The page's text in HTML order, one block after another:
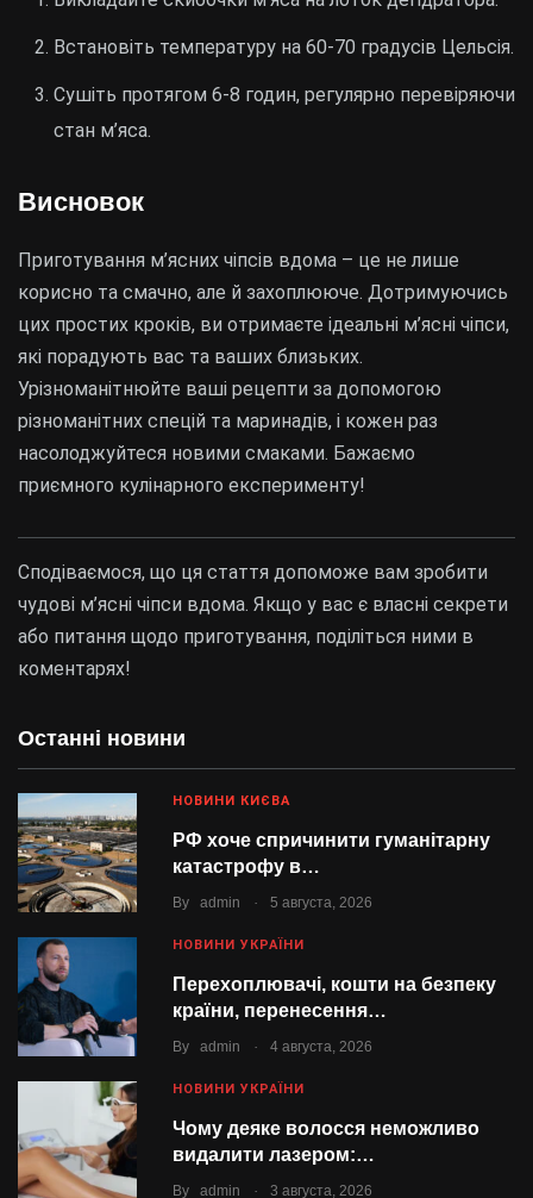
Останні новини
НОВИНИ КИЄВА
РФ хоче спричинити гуманітарну
катастрофу в…
By admin . 5 августа, 2026
НОВИНИ УКРАЇНИ
Перехоплювачі, кошти на безпеку
країни, перенесення…
By admin . 4 августа, 2026
НОВИНИ УКРАЇНИ
Чому деяке волосся неможливо
видалити лазером:…
By admin . 3 августа, 2026
Встановіть температуру на 60-70 градусів Цельсія.
Сушіть протягом 6-8 годин, регулярно перевіряючи
стан м’яса.
Висновок
Приготування м’ясних чіпсів вдома – це не лише
корисно та смачно, але й захоплююче. Дотримуючись
цих простих кроків, ви отримаєте ідеальні м’ясні чіпси,
які порадують вас та ваших близьких.
Урізноманітнюйте ваші рецепти за допомогою
різноманітних спецій та маринадів, і кожен раз
насолоджуйтеся новими смаками. Бажаємо
приємного кулінарного експерименту!
Сподіваємося, що ця стаття допоможе вам зробити
чудові м’ясні чіпси вдома. Якщо у вас є власні секрети
або питання щодо приготування, поділіться ними в
коментарях!